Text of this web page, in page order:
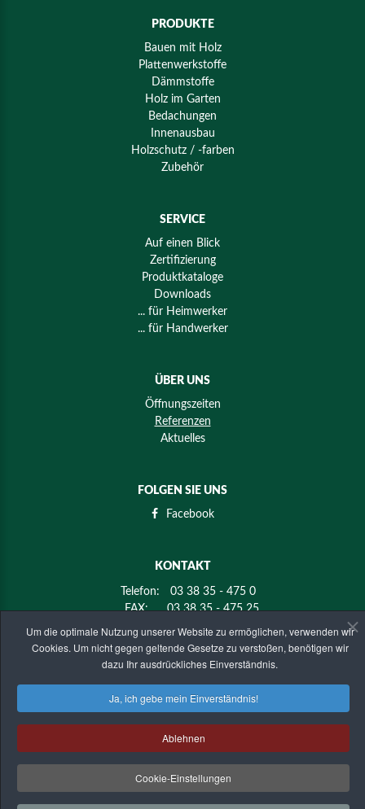
Um die optimale Nutzung unserer Website zu ermöglichen, verwenden wir
Cookies. Um nicht gegen geltende Gesetze zu verstoßen, benötigen wir
dazu Ihr ausdrückliches Einverständnis.
Ja, ich gebe mein Einverständnis!
Ablehnen
Cookie-Einstellungen
PRODUKTE
Bauen mit Holz
Plattenwerkstoffe
Dämmstoffe
Holz im Garten
Bedachungen
Innenausbau
Holzschutz / -farben
Zubehör
SERVICE
Auf einen Blick
Zertifizierung
Produktkataloge
Downloads
... für Heimwerker
... für Handwerker
ÜBER UNS
Öffnungszeiten
Referenzen
Aktuelles
FOLGEN SIE UNS
Facebook
KONTAKT
Telefon:
03 38 35 - 475 0
FAX:
03 38 35 - 475 25
KMK-Holz Mier GmbH & Co. KG
14797 Kloster Lehnin - OT Krahne
HOLZFACHHANDEL MIER ©2026 Impressum| Datenschutz
Zurück zur Desktop version